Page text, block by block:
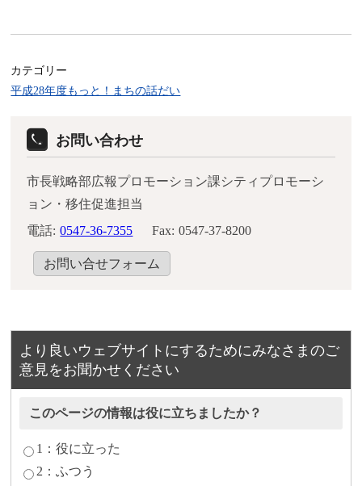
カテゴリー
平成28年度もっと！まちの話だい
お問い合わせ
市長戦略部広報プロモーション課シティプロモーシ
ョン・移住促進担当
電話: 0547-36-7355 Fax: 0547-37-8200
お問い合せフォーム
より良いウェブサイトにするためにみなさまのご
意見をお聞かせください
このページの情報は役に立ちましたか？
1：役に立った
2：ふつう